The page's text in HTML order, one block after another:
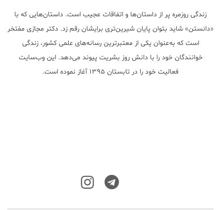
زندگی روزمره پر از داستان‌ها و اتفاقات عجیب است. داستان‌هایی که با
«دانستن» شاید بتوان پایان شیرین‌تری برایشان رقم زد. دکتر مجازی مفتخر
است که به‌عنوان یکی از معتبر‌ترین رسانه‌های علمی کشور، زندگی
خوانندگان خود را با دانش روز بشریت پیوند می‌دهد. این وب‌سایت
فعالیت خود را در تابستان ۱۳۹۵ آغاز نموده است.